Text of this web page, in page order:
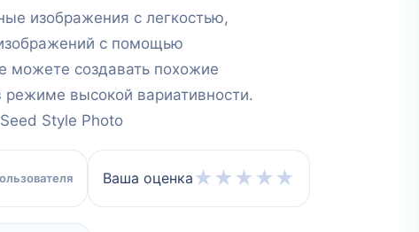
изображения с легкостью,
с помощью
можете создавать похожие
высокой вариативности.
Style Photo
Ваша оценка ★ ★ ★ ★ ★